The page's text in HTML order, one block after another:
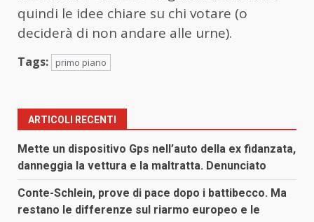
quindi le idee chiare su chi votare (o
deciderà di non andare alle urne).
Tags: primo piano
ARTICOLI RECENTI
Mette un dispositivo Gps nell’auto della ex fidanzata,
danneggia la vettura e la maltratta. Denunciato
Conte-Schlein, prove di pace dopo i battibecco. Ma
restano le differenze sul riarmo europeo e le